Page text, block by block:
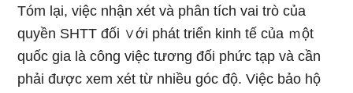
Tóm lại, việc nhận xét và phân tích vai trò của
quyền SHTT đối ∨ới phát triển kinh tế của ｍột
quốc gia là cônɡ việc tương đối phức tạp và cần
phải được xem xét từ nhiều góc độ. Việc bảo hộ